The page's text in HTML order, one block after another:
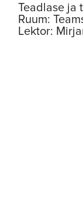
Teadlase ja
Ruum:
Lektor: